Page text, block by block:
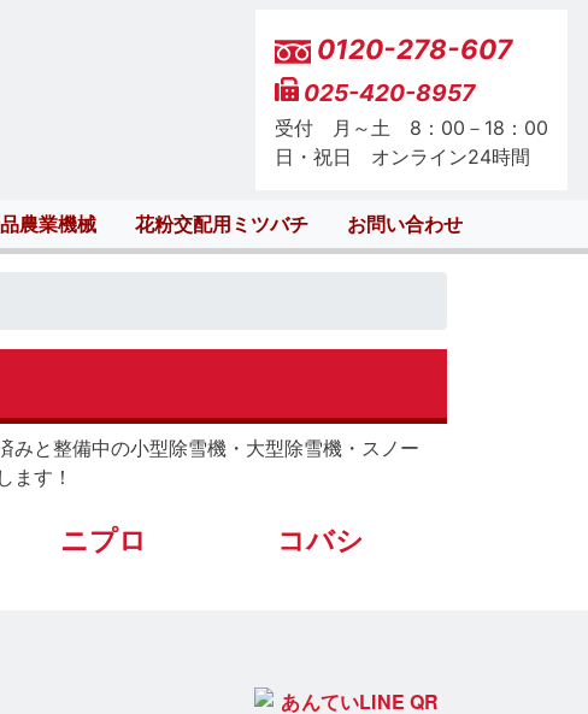
0120-278-607
025-420-8957
受付 月～土 8：00－18：00
日・祝日 オンライン24時間
農業機械 花粉交配用ミツバチ お問い合わせ
みと整備中の小型除雪機・大型除雪機・スノー
ます！
ニプロ コバシ